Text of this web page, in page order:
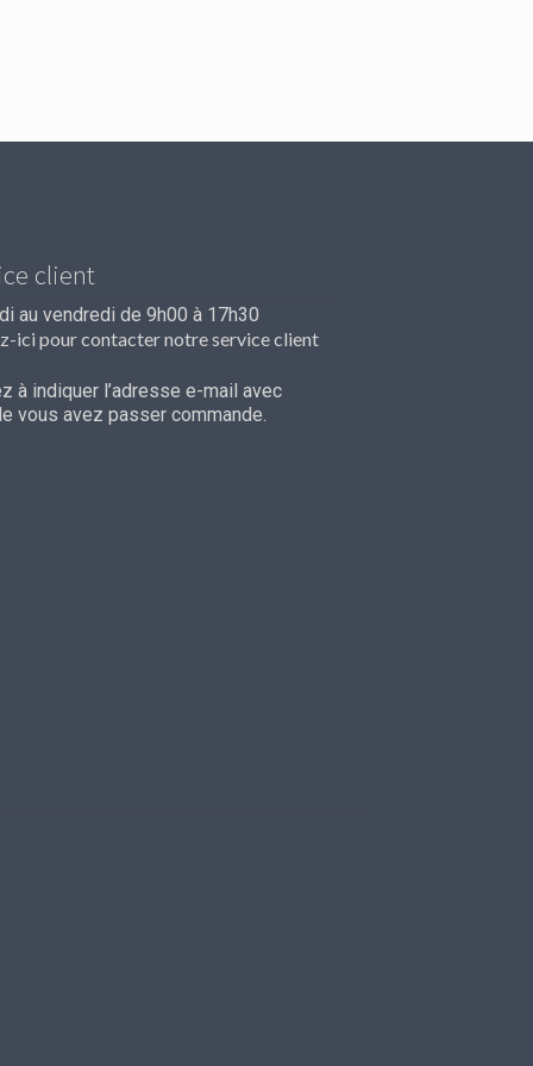
client
au vendredi de 9h00 à 17h30
ici pour contacter notre service client
à indiquer l’adresse e-mail avec
vous avez passer commande.